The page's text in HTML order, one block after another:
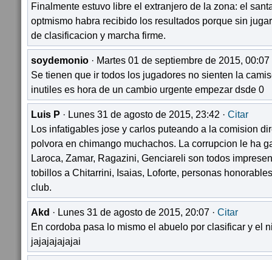
Finalmente estuvo libre el extranjero de la zona: el
optmismo habra recibido los resultados porque sin
de clasificacion y marcha firme.
soydemonio · Martes 01 de septiembre de 2015, 00:07
Se tienen que ir todos los jugadores no sienten la
inutiles es hora de un cambio urgente empezar dsde 0
Luis P · Lunes 31 de agosto de 2015, 23:42 · Citar
Los infatigables jose y carlos puteando a la comision
polvora en chimango muchachos. La corrupcion le ha
Laroca, Zamar, Ragazini, Genciareli son todos
tobillos a Chitarrini, Isaias, Loforte, personas
club.
Akd · Lunes 31 de agosto de 2015, 20:07 · Citar
En cordoba pasa lo mismo el abuelo por clasificar y el
jajajajajajai